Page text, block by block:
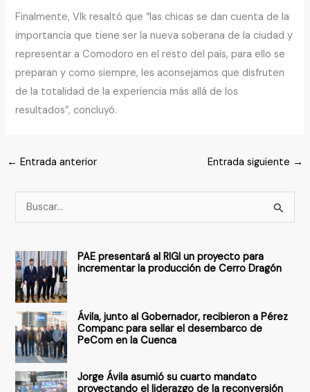
Finalmente, Vlk resaltó que “las chicas se dan cuenta de la
importancia que tiene ser la nueva soberana de la ciudad y
representar a Comodoro en el resto del país, para ello se
preparan y como siempre, les aconsejamos que disfruten
de la totalidad de la experiencia más allá de los
resultados”, concluyó.
← Entrada anterior Entrada siguiente →
u
c
a
r
o
r
:
PAE presentará al RIGI un proyecto para
incrementar la producción de Cerro Dragón
Ávila, junto al Gobernador, recibieron a Pérez
Companc para sellar el desembarco de
PeCom en la Cuenca
Jorge Ávila asumió su cuarto mandato
proyectando el liderazgo de la reconversión